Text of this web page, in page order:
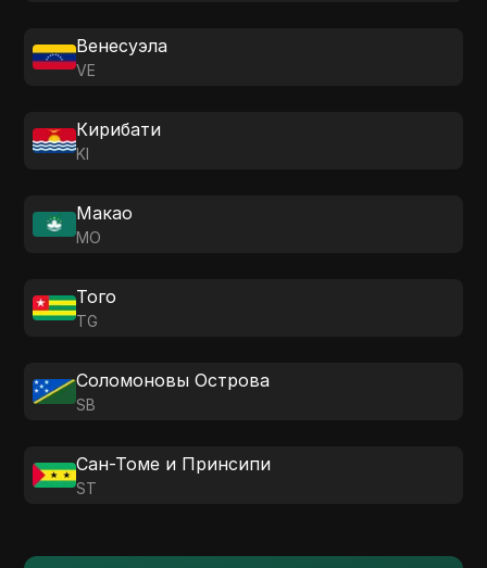
Венесуэла
VE
Кирибати
KI
Макао
MO
Того
TG
Соломоновы Острова
SB
Сан-Томе и Принсипи
ST